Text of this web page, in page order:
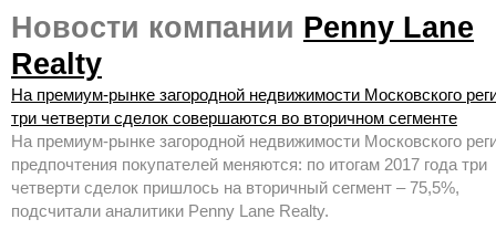
Новости компании Penny Lane
Realty
На премиум-рынке загородной недвижимости Московского
три четверти сделок совершаются во вторичном сегменте
На премиум-рынке загородной недвижимости Московского
предпочтения покупателей меняются: по итогам 2017 года три
четверти сделок пришлось на вторичный сегмент – 75,5%,
подсчитали аналитики Penny Lane Realty.